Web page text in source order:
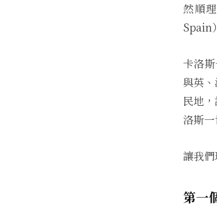
然順
Spain
卡洛
與英
民地
洛斯
讓我
第一